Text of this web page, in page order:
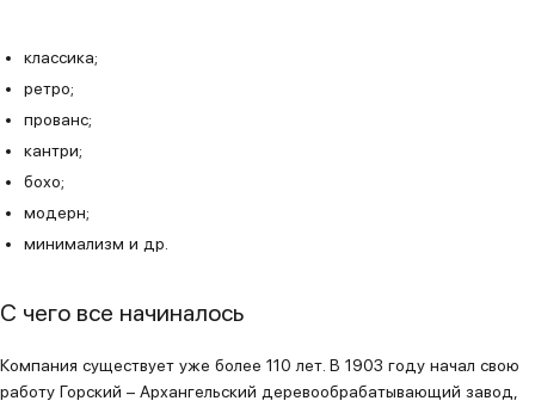
классика;
ретро;
прованс;
кантри;
бохо;
модерн;
минимализм и др.
С чего все начиналось
Компания существует уже более 110 лет. В 1903 году начал свою
работу Горский – Архангельский деревообрабатывающий завод,